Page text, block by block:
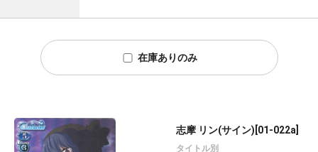
在庫ありのみ
志摩 リン(サイン)[01-022a]
タイトル別